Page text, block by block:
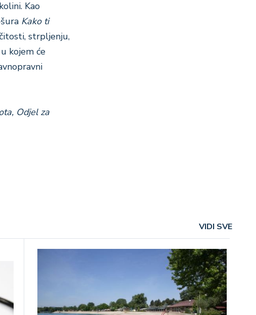
Kao
Kako ti
strpljenju,
kojem će
Odjel za
VIDI SVE